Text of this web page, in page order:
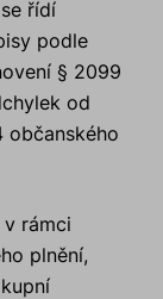
řídí
podle
§ 2099
od
občanského
rámci
plnění,